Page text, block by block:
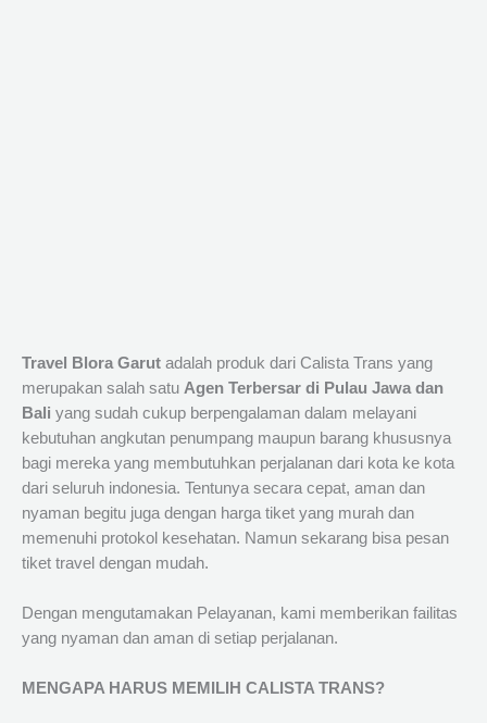
Travel Blora Garut adalah produk dari Calista Trans yang
merupakan salah satu Agen Terbersar di Pulau Jawa dan
Bali yang sudah cukup berpengalaman dalam melayani
kebutuhan angkutan penumpang maupun barang khususnya
bagi mereka yang membutuhkan perjalanan dari kota ke kota
dari seluruh indonesia. Tentunya secara cepat, aman dan
nyaman begitu juga dengan harga tiket yang murah dan
memenuhi protokol kesehatan. Namun sekarang bisa pesan
tiket travel dengan mudah.
Dengan mengutamakan Pelayanan, kami memberikan failitas
yang nyaman dan aman di setiap perjalanan.
MENGAPA HARUS MEMILIH CALISTA TRANS?